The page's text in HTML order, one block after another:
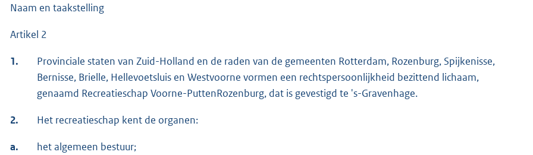
Naam en taakstelling
Artikel 2
1.
Provinciale staten van Zuid-Holland en de raden van de gemeenten Rotterdam, Rozenburg, Spijkenisse,
Bernisse, Brielle, Hellevoetsluis en Westvoorne vormen een rechtspersoonlijkheid bezittend lichaam,
genaamd Recreatieschap Voorne-PuttenRozenburg, dat is gevestigd te 's-Gravenhage.
2. Het recreatieschap kent de organen:
a. het algemeen bestuur;